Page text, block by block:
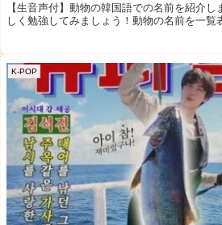
【生音声付】動物の韓国語での名前を紹介
しく勉強してみましょう！動物の名前を一覧
K-POP